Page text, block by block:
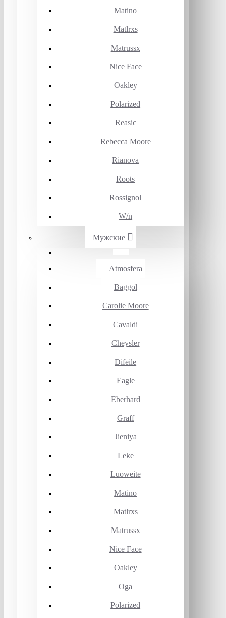
Matino
Matlrxs
Matrussx
Nice Face
Oakley
Polarized
Reasic
Rebecca Moore
Rianova
Roots
Rossignol
W/n
Мужские
Atmosfera
Baggol
Carolie Moore
Cavaldi
Cheysler
Difeile
Eagle
Eberhard
Graff
Jieniya
Leke
Luoweite
Matino
Matlrxs
Matrussx
Nice Face
Oakley
Oga
Polarized